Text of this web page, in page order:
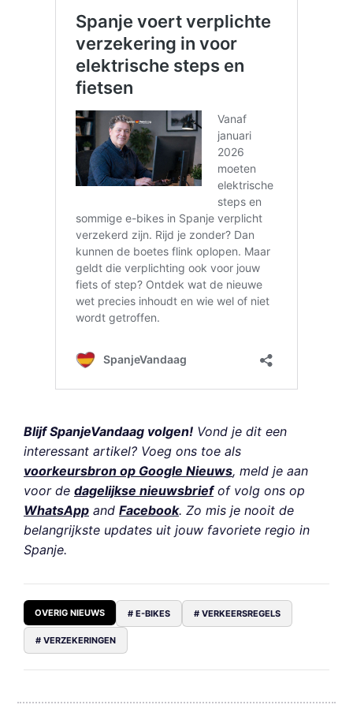
Blijf SpanjeVandaag volgen! Vond je dit een
interessant artikel? Voeg ons toe als
voorkeursbron op Google Nieuws, meld je aan
voor de dagelijkse nieuwsbriefof volg ons op
WhatsApp and Facebook. Zo mis je nooit de
belangrijkste updates uit jouw favoriete regio in
Spanje.
OVERIG NIEUWS # E-BIKES # VERKEERSREGELS
# VERZEKERINGEN